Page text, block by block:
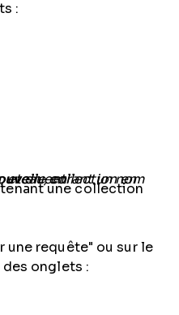
:
une collection
une requête" ou sur le
des onglets :